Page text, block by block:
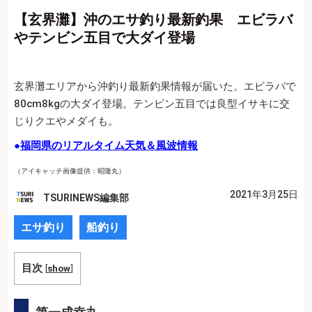
【玄界灘】沖のエサ釣り最新釣果 エビラバ
やテンビン五目で大ダイ登場
玄界灘エリアから沖釣り最新釣果情報が届いた。エビラバで
80cm8kgの大ダイ登場。テンビン五目では良型イサキに交
じりクエやメダイも。
●福岡県のリアルタイム天気＆風波情報
（アイキャッチ画像提供：昭隆丸）
TSURINEWS編集部 2021年3月25日
エサ釣り 船釣り
目次 [show]